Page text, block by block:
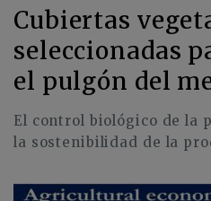
Cubiertas
seleccionadas
el pulgón del
El control biológico de la
la sostenibilidad de la